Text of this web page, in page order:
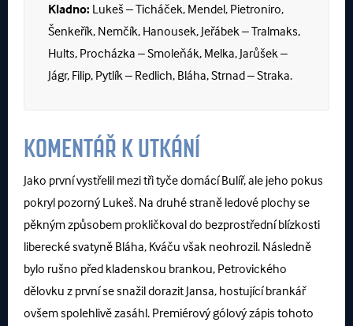
Kladno: Lukeš – Ticháček, Mendel, Pietroniro,
Šenkeřík, Nemčík, Hanousek, Jeřábek – Tralmaks,
Hults, Procházka – Smoleňák, Melka, Jarůšek –
Jágr, Filip, Pytlík – Redlich, Bláha, Strnad – Straka.
KOMENTÁŘ K UTKÁNÍ
Jako první vystřelil mezi tři tyče domácí Bulíř, ale jeho pokus
pokryl pozorný Lukeš. Na druhé straně ledové plochy se
pěkným způsobem prokličkoval do bezprostřední blízkosti
liberecké svatyně Bláha, Kváču však neohrozil. Následně
bylo rušno před kladenskou brankou, Petrovického
dělovku z první se snažil dorazit Jansa, hostující brankář
ovšem spolehlivě zasáhl. Premiérový gólový zápis tohoto